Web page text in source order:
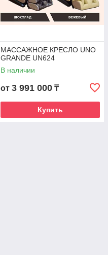
МАССАЖНОЕ КРЕСЛО UNO
GRANDE UN624
В наличии
от 3 991 000 ₸
Купить